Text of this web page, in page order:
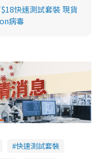
快速測試套裝 現貨
病毒
快速測試套裝